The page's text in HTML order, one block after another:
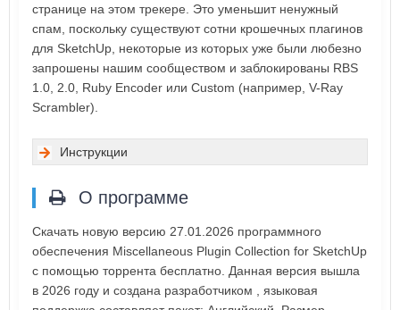
странице на этом трекере. Это уменьшит ненужный
спам, поскольку существуют сотни крошечных плагинов
для SketchUp, некоторые из которых уже были любезно
запрошены нашим сообществом и заблокированы RBS
1.0, 2.0, Ruby Encoder или Custom (например, V-Ray
Scrambler).
Инструкции
О программе
Скачать новую версию 27.01.2026 программного
обеспечения Miscellaneous Plugin Collection for SketchUp
с помощью торрента бесплатно. Данная версия вышла
в 2026 году и создана разработчиком , языковая